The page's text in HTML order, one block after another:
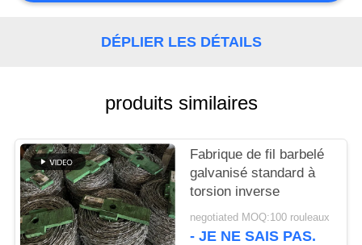
NOUVELLES
UN DEVIS
PLAN
DU
SITE
DÉPLIER LES DÉTAILS
produits similaires
Fabrique de fil barbelé
galvanisé standard à
torsion inverse
negotiated MOQ:100 rouleaux
- JE NE SAIS PAS.